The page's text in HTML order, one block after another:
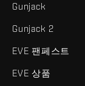
Gunjack
Gunjack 2
EVE 팬페스트
EVE 상품